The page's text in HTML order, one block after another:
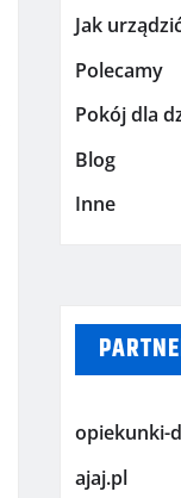
Jak
Polecamy
Pokój dla
Blog
Inne
opiekunki-
ajaj.pl